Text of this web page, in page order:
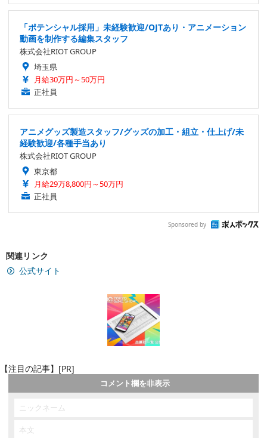
「ポテンシャル採用」未経験歓迎/OJTあり・アニメーション
動画を制作する編集スタッフ
株式会社RIOT GROUP
埼玉県
月給30万円～50万円
正社員
アニメグッズ製造スタッフ/グッズの加工・組立・仕上げ/未
経験歓迎/各種手当あり
株式会社RIOT GROUP
東京都
月給29万8,800円～50万円
正社員
Sponsored by
関連リンク
公式サイト
【注目の記事】[PR]
コメント欄を非表示